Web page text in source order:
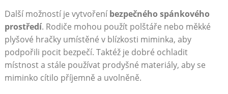
Další možností je vytvořeníbezpečného spánkového
prostředí. Rodiče mohou použít polštáře nebo měkké
plyšové hračky umístěné v blízkosti miminka, aby
podpořili pocit bezpečí. Taktéž je dobré ochladit
místnost a stále používat prodyšné materiály, aby se
miminko cítilo příjemně a uvolněně.